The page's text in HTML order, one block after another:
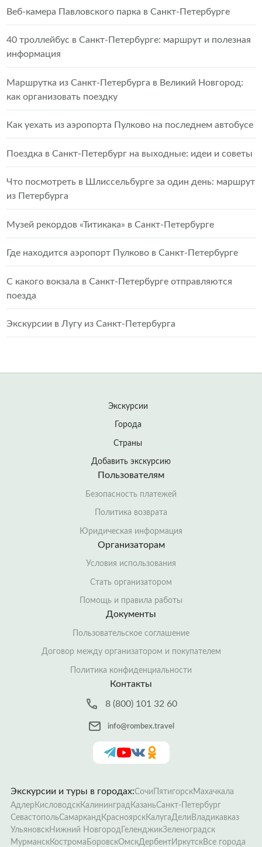
Веб-камера Павловского парка в Санкт-Петербурге
40 троллейбус в Санкт-Петербурге: маршрут и полезная
информация
Маршрутка из Санкт-Петербурга в Великий Новгород:
как организовать поездку
Как уехать из аэропорта Пулково на последнем автобусе
Поездка в Санкт-Петербург на выходные: идеи и советы
Что посмотреть в Шлиссельбурге за один день: маршрут
из Петербурга
Музей рекордов «Титикака» в Санкт-Петербурге
Где находится аэропорт Пулково в Санкт-Петербурге
С какого вокзала в Санкт-Петербурге отправляются
поезда
Экскурсии в Лугу из Санкт-Петербурга
Экскурсии
Города
Страны
Добавить экскурсию
Пользователям
Безопасность платежей
Политика возврата
Юридическая информация
Организаторам
Условия использования
Стать организатором
Помощь и правила работы
Документы
Пользовательское соглашение
Договор между организатором и покупателем
Политика конфиденциальности
Контакты
8 (800) 101 32 60
info@rombex.travel
Экскурсии и туры в городах:Сочи ПятигорскМахачкала
Адлер КисловодскКалининградКазаньСанкт-Петербург
СевастопольСамаркандКрасноярскКалугаДели Владикавказ
УльяновскНижний НовгородГеленджикЗеленоградск
МурманскКострома БоровскОмскДербентИркутскВсе города